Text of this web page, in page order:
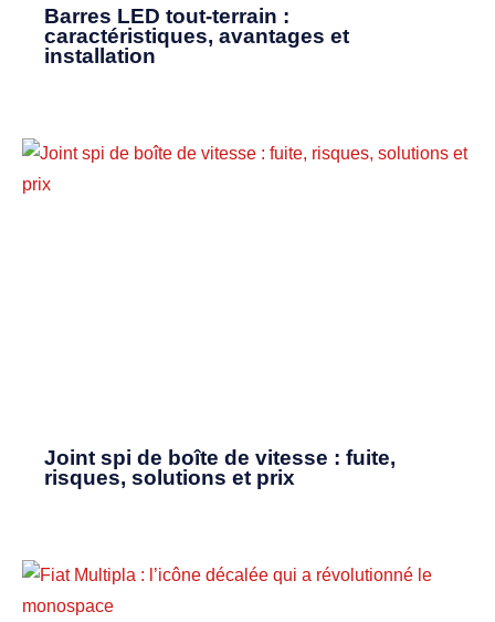
Barres LED tout-terrain :
caractéristiques, avantages et
installation
Joint spi de boîte de vitesse : fuite,
risques, solutions et prix